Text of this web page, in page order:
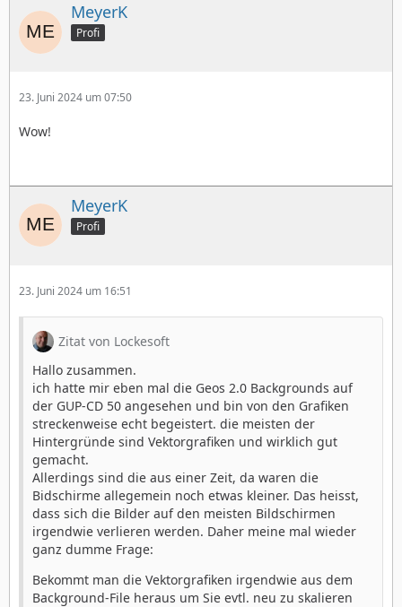
MeyerK
Profi
23. Juni 2024 um 07:50
Wow!
MeyerK
Profi
23. Juni 2024 um 16:51
Zitat von Lockesoft
Hallo zusammen.
ich hatte mir eben mal die Geos 2.0 Backgrounds auf
der GUP-CD 50 angesehen und bin von den Grafiken
streckenweise echt begeistert. die meisten der
Hintergründe sind Vektorgrafiken und wirklich gut
gemacht.
Allerdings sind die aus einer Zeit, da waren die
Bidschirme allegemein noch etwas kleiner. Das heisst,
dass sich die Bilder auf den meisten Bildschirmen
irgendwie verlieren werden. Daher meine mal wieder
ganz dumme Frage:
Bekommt man die Vektorgrafiken irgendwie aus dem
Background-File heraus um Sie evtl. neu zu skalieren